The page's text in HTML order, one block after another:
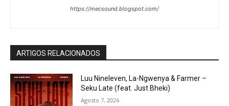
https://mecsound.blogspot.com/
ARTIGOS RELACIONADOS
Luu Nineleven, La-Ngwenya & Farmer –
Seku Late (feat. Just Bheki)
Agosto 7, 2026